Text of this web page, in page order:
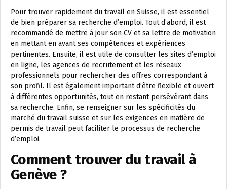
Pour trouver rapidement du travail en Suisse, il est essentiel
de bien préparer sa recherche d’emploi. Tout d’abord, il est
recommandé de mettre à jour son CV et sa lettre de motivation
en mettant en avant ses compétences et expériences
pertinentes. Ensuite, il est utile de consulter les sites d’emploi
en ligne, les agences de recrutement et les réseaux
professionnels pour rechercher des offres correspondant à
son profil. Il est également important d’être flexible et ouvert
à différentes opportunités, tout en restant persévérant dans
sa recherche. Enfin, se renseigner sur les spécificités du
marché du travail suisse et sur les exigences en matière de
permis de travail peut faciliter le processus de recherche
d’emploi.
Comment trouver du travail à
Genève ?